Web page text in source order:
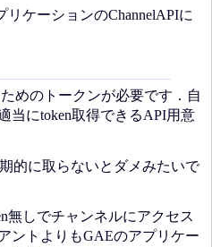
ケーションのChannelAPIに
めのトークンが必要です．自
当にtoken取得できるAPI用意
的に取らないとダメみたいで
無しでチャンネルにアクセス
ントよりもGAEのアプリケー